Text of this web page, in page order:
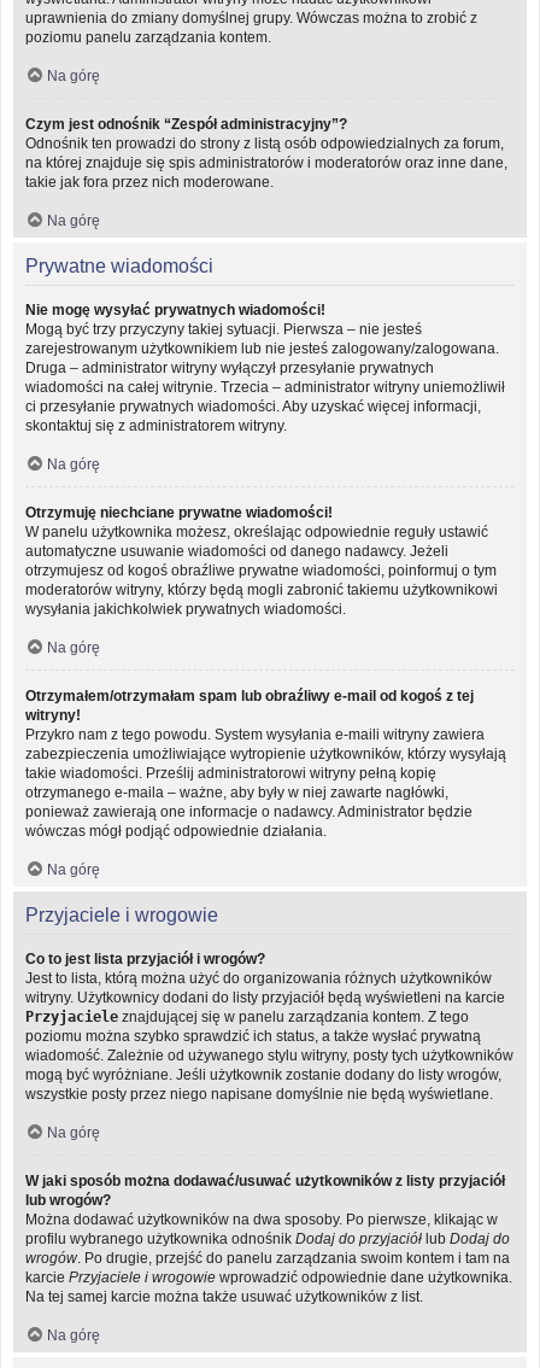
uprawnienia do zmiany domyślnej grupy. Wówczas można to zrobić z
poziomu panelu zarządzania kontem.
Na górę
Czym jest odnośnik “Zespół administracyjny”?
Odnośnik ten prowadzi do strony z listą osób odpowiedzialnych za forum,
na której znajduje się spis administratorów i moderatorów oraz inne dane,
takie jak fora przez nich moderowane.
Na górę
Prywatne wiadomości
Nie mogę wysyłać prywatnych wiadomości!
Mogą być trzy przyczyny takiej sytuacji. Pierwsza – nie jesteś
zarejestrowanym użytkownikiem lub nie jesteś zalogowany/zalogowana.
Druga – administrator witryny wyłączył przesyłanie prywatnych
wiadomości na całej witrynie. Trzecia – administrator witryny uniemożliwił
ci przesyłanie prywatnych wiadomości. Aby uzyskać więcej informacji,
skontaktuj się z administratorem witryny.
Na górę
Otrzymuję niechciane prywatne wiadomości!
W panelu użytkownika możesz, określając odpowiednie reguły ustawić
automatyczne usuwanie wiadomości od danego nadawcy. Jeżeli
otrzymujesz od kogoś obraźliwe prywatne wiadomości, poinformuj o tym
moderatorów witryny, którzy będą mogli zabronić takiemu użytkownikowi
wysyłania jakichkolwiek prywatnych wiadomości.
Na górę
Otrzymałem/otrzymałam spam lub obraźliwy e-mail od kogoś z tej
witryny!
Przykro nam z tego powodu. System wysyłania e-maili witryny zawiera
zabezpieczenia umożliwiające wytropienie użytkowników, którzy wysyłają
takie wiadomości. Prześlij administratorowi witryny pełną kopię
otrzymanego e-maila – ważne, aby były w niej zawarte nagłówki,
ponieważ zawierają one informacje o nadawcy. Administrator będzie
wówczas mógł podjąć odpowiednie działania.
Na górę
Przyjaciele i wrogowie
Co to jest lista przyjaciół i wrogów?
Jest to lista, którą można użyć do organizowania różnych użytkowników
witryny. Użytkownicy dodani do listy przyjaciół będą wyświetleni na karcie
Przyjaciele znajdującej się w panelu zarządzania kontem. Z tego
poziomu można szybko sprawdzić ich status, a także wysłać prywatną
wiadomość. Zależnie od używanego stylu witryny, posty tych użytkowników
mogą być wyróżniane. Jeśli użytkownik zostanie dodany do listy wrogów,
wszystkie posty przez niego napisane domyślnie nie będą wyświetlane.
Na górę
W jaki sposób można dodawać/usuwać użytkowników z listy przyjaciół
lub wrogów?
Można dodawać użytkowników na dwa sposoby. Po pierwsze, klikając w
profilu wybranego użytkownika odnośnik Dodaj do przyjaciół lub Dodaj do
wrogów . Po drugie, przejść do panelu zarządzania swoim kontem i tam na
karcie Przyjaciele i wrogowie wprowadzić odpowiednie dane użytkownika.
Na tej samej karcie można także usuwać użytkowników z list.
Na górę